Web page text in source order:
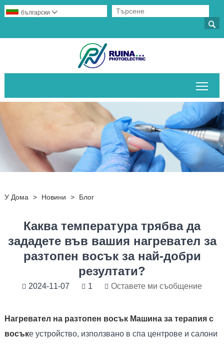

български 
У Дома > Новини > Блог
Каква температура трябва да
зададете във вашия нагревател за
разтопен восък за най-добри
резултати?
2024-11-07 1 Оставете ми съобщение
Нагревател на разтопен восък Машина за терапия с
восъке устройство, използвано в спа центрове и салони